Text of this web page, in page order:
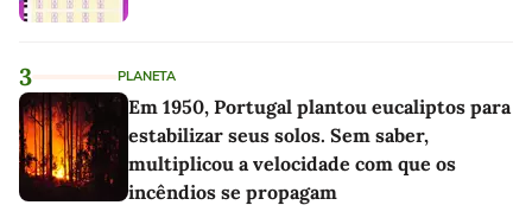
3 PLANETA
Em 1950, Portugal plantou eucaliptos para
estabilizar seus solos. Sem saber,
multiplicou a velocidade com que os
incêndios se propagam